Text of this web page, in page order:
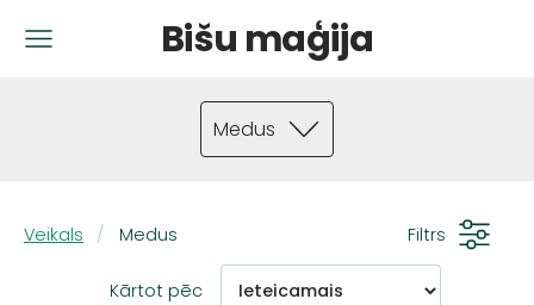
Bišu maģija
Medus
Veikals Medus Filtrs
Kārtot pēc